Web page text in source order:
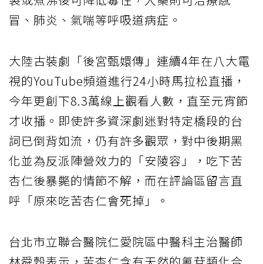
冒、肺炎、氣喘等呼吸道病症。
大陸古裝劇「後宮甄嬛傳」連續4年在八大電
視的YouTube頻道進行24小時馬拉松直播，
今年更創下8.3萬線上觀看人數，直至元宵節
才收播。即使許多資深劇迷對特定橋段的台
詞已倒背如流，仍有許多觀眾，對中後期黑
化並為反派陣營效力的「安陵容」，吃下苦
杏仁後暴斃的情節不解，而在評論區留言直
呼「原來吃苦杏仁會死掉」。
台北市立聯合醫院仁愛院區中醫科主治醫師